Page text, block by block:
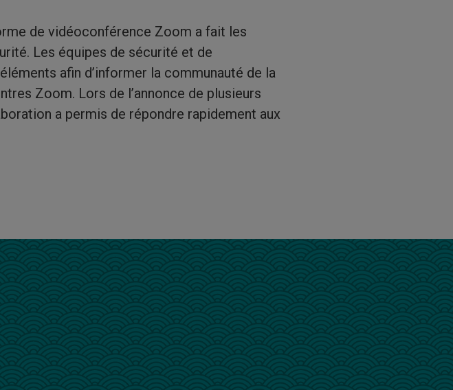
de vidéoconférence Zoom a fait les
Les équipes de sécurité et de
afin d’informer la communauté de la
Zoom. Lors de l’annonce de plusieurs
a permis de répondre rapidement aux